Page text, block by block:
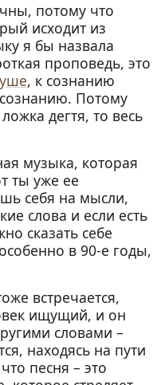
потому что
исходит из
я бы назвала
проповедь, это
, к сознанию
Потому
дегтя, то весь
музыка, которая
ты уже ее
себя на мысли,
слова и если есть
сказать себе
в 90-е годы,
встречается,
ищущий, и он
словами –
находясь на пути
песня – это